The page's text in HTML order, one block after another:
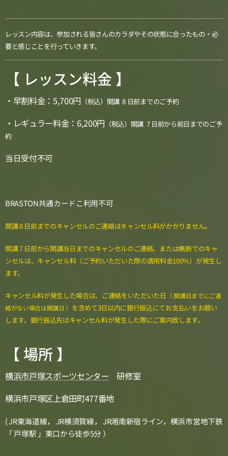
レッスン内容は、参加される皆さんのカラダやその状態に合ったもの・必
要と感じことを行っていきます。
【 レッスン料金 】
・早割料金：5,700円 （税込） 開講 8 日前までのご予約
・ レギュラー料金：6,200円 （税込） 開講 7 日前から前日までのご予
約
当日受付不可
BRASTON共通カードこ利用不可
開講 8 日前までのキャンセルのご連絡はキャンセル料がかかりません。
開講 7 日前から開講当日までのキャンセルのご連絡、または無断でのキャ
ンセルは、キャンセル料（ご予約いただいた際の適用料金100％）が発生し
ます。
キャンセル料が発生した場合は、ご連絡をいただいた日 （ 開講日までにご連
絡がない場合は開講日 ） を含めて3日以内に銀行振込にてお支払いをお願い
します。銀行振込先はキャンセル料が発生した際にご案内致します。
【 場所 】
横浜市戸塚スポーツセンター
研修室
横浜市戸塚区上倉田町477番地
( JR東海道線， JR横須賀線， JR湘南新宿ライン，横浜市営地下鉄
「 戸塚駅 」東口から徒歩5分 ）